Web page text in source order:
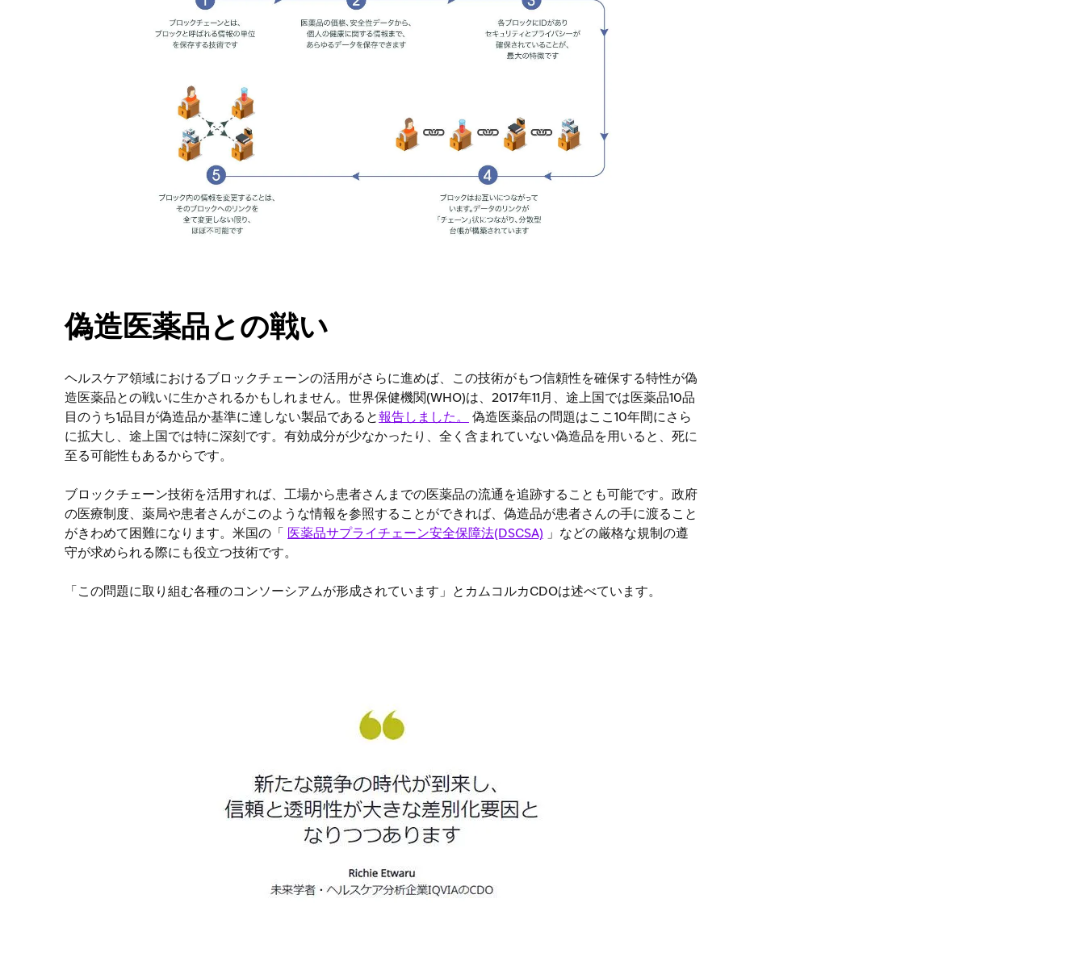
偽造医薬品との戦い
ヘルスケア領域におけるブロックチェーンの活用がさらに進めば、この技術がもつ信頼性を確保する特性が偽
造医薬品との戦いに生かされるかもしれません。世界保健機関(WHO)は、2017年11月、途上国では医薬品10品
目のうち1品目が偽造品か基準に達しない製品であると報告しました。
偽造医薬品の問題はここ10年間にさら
に拡大し、途上国では特に深刻です。有効成分が少なかったり、全く含まれていない偽造品を用いると、死に
至る可能性もあるからです。
ブロックチェーン技術を活用すれば、工場から患者さんまでの医薬品の流通を追跡することも可能です。政府
の医療制度、薬局や患者さんがこのような情報を参照することができれば、偽造品が患者さんの手に渡ること
がきわめて困難になります。米国の「
医薬品サプライチェーン安全保障法(DSCSA) 」などの厳格な規制の遵
守が求められる際にも役立つ技術です。
「この問題に取り組む各種のコンソーシアムが形成されています」とカムコルカCDOは述べています。